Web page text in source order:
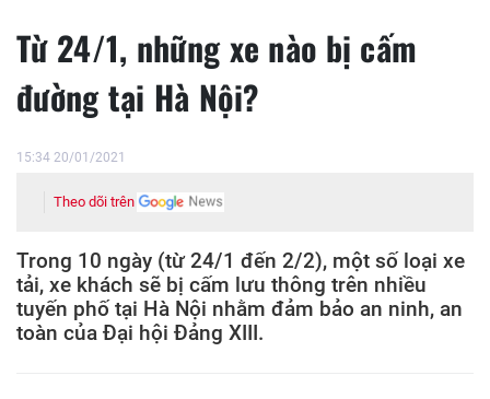
Từ 24/1, những xe nào bị cấm
đường tại Hà Nội?
15:34 20/01/2021
Theo dõi trên
Trong 10 ngày (từ 24/1 đến 2/2), một số loại xe
tải, xe khách sẽ bị cấm lưu thông trên nhiều
tuyến phố tại Hà Nội nhằm đảm bảo an ninh, an
toàn của Đại hội Đảng XIII.